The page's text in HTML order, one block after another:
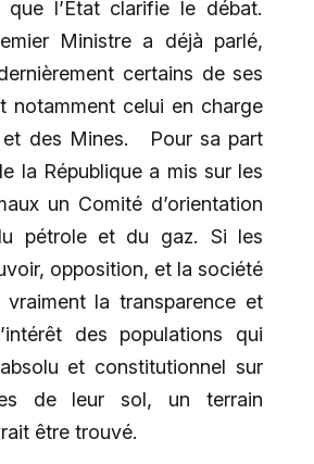
que l’Etat clarifie le débat.
Ministre a déjà parlé,
certains de ses
notamment celui en charge
et des Mines. Pour sa part
la République a mis sur les
un Comité d’orientation
pétrole et du gaz. Si les
opposition, et la société
la transparence et
des populations qui
et constitutionnel sur
de leur sol, un terrain
être trouvé.